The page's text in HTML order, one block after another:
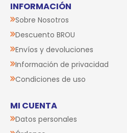
INFORMACIÓN
Sobre Nosotros
Descuento BROU
Envíos y devoluciones
Información de privacidad
Condiciones de uso
MI CUENTA
Datos personales